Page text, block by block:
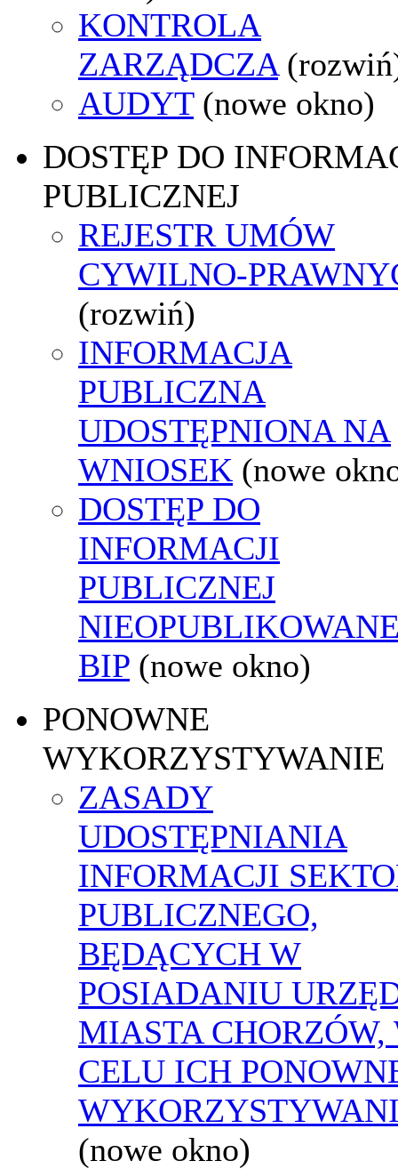
KONTROLA
ZARZĄDCZA
AUDYT (nowe okno)
DOSTĘP DO
PUBLICZNEJ
REJESTR UMÓW
CYWILNO-
(rozwiń)
INFORMACJA
PUBLICZNA
UDOSTĘPNIONA NA
WNIOSEK (nowe
DOSTĘP DO
INFORMACJI
PUBLICZNEJ
BIP (nowe okno)
PONOWNE
WYKORZYSTYWANIE
ZASADY
UDOSTĘPNIANIA
INFORMACJI
PUBLICZNEGO,
BĘDĄCYCH W
POSIADANIU
MIASTA CHORZÓW,
CELU ICH
(nowe okno)